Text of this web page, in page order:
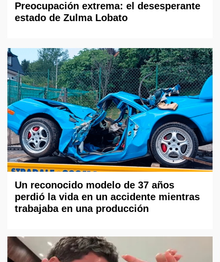
Preocupación extrema: el desesperante
estado de Zulma Lobato
Un reconocido modelo de 37 años
perdió la vida en un accidente mientras
trabajaba en una producción